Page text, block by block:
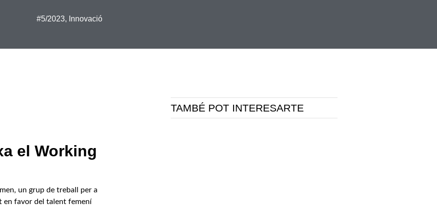
#5/2023, Innovació
el Working
un grup de treball per a
en favor del talent femení
TAMBÉ POT INTERESARTE